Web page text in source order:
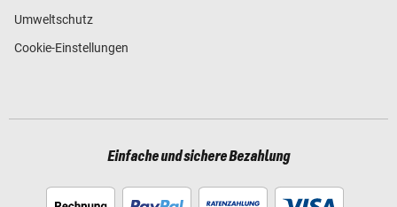
Umweltschutz
Cookie-Einstellungen
Einfache und sichere Bezahlung